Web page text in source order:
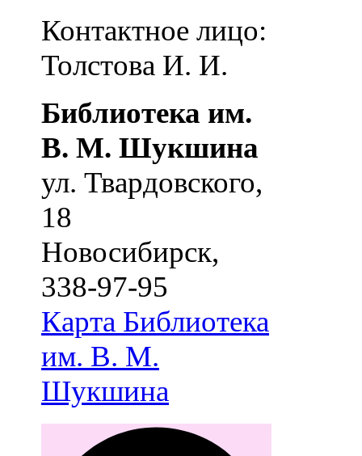
Контактное лицо:
Толстова И. И.
Библиотека им.
В. М. Шукшина
ул. Твардовского,
18
Новосибирск,
338-97-95
Карта Библиотека
им. В. М.
Шукшина